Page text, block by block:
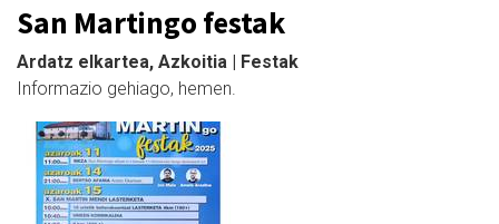
San Martingo festak
Ardatz elkartea, Azkoitia | Festak
Informazio gehiago, hemen.